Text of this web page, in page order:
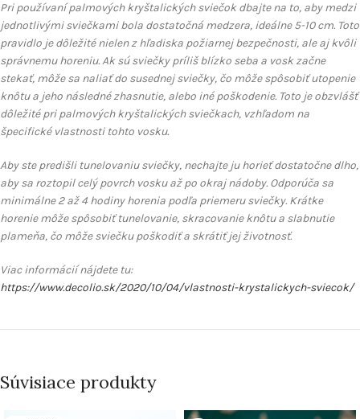
Pri používaní palmových kryštalických sviečok dbajte na to, aby medzi
jednotlivými sviečkami bola dostatočná medzera, ideálne 5-10 cm. Toto
pravidlo je dôležité nielen z hľadiska požiarnej bezpečnosti, ale aj kvôli
správnemu horeniu. Ak sú sviečky príliš blízko seba a vosk začne
stekať, môže sa naliať do susednej sviečky, čo môže spôsobiť utopenie
knôtu a jeho následné zhasnutie, alebo iné poškodenie. Toto je obzvlášť
dôležité pri palmových kryštalických sviečkach, vzhľadom na
špecifické vlastnosti tohto vosku.
Aby ste predišli tunelovaniu sviečky, nechajte ju horieť dostatočne dlho,
aby sa roztopil celý povrch vosku až po okraj nádoby. Odporúča sa
minimálne 2 až 4 hodiny horenia podľa priemeru sviečky. Krátke
horenie môže spôsobiť tunelovanie, skracovanie knôtu a slabnutie
plameňa, čo môže sviečku poškodiť a skrátiť jej životnosť.
Viac informácií nájdete tu:
https://www.decolio.sk/2020/10/04/vlastnosti-krystalickych-sviecok/
Súvisiace produkty